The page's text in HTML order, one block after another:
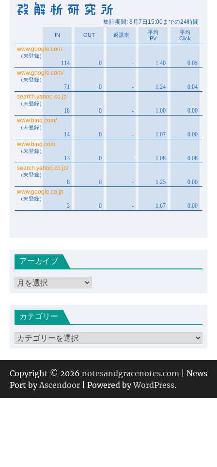
アーカイブ
ア
イカテゴリー
カ
ゴ
リ
ー
Copyright © 2026 notesandgracenotes.com | News
Port byAscendoor | Powered byWordPress.